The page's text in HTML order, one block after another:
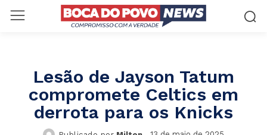
Lesão de Jayson Tatum
compromete Celtics em
derrota para os Knicks